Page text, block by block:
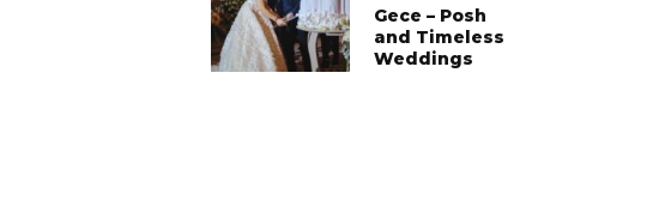
Gece – Posh
and Timeless
Weddings